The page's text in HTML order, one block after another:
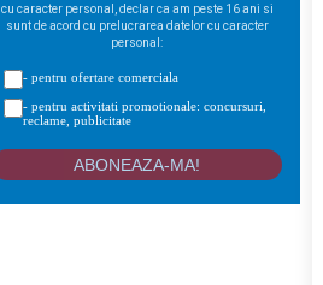
cu caracter personal, declar ca am peste 16 ani si
sunt de acord cu prelucrarea datelor cu caracter
personal:
- pentru ofertare comerciala
- pentru activitati promotionale: concursuri,
reclame, publicitate